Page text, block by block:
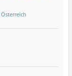
Österreich